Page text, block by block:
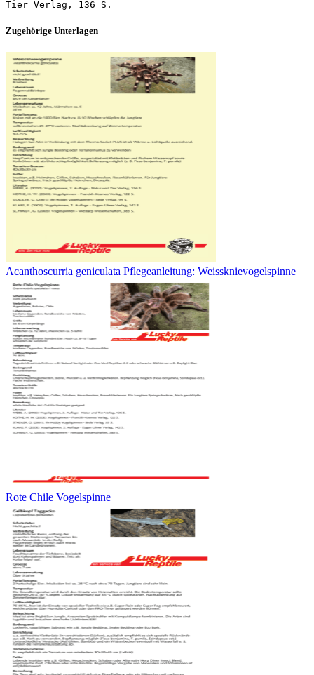
Zugehörige Unterlagen
Acanthoscurria geniculata Pflegeanleitung: Weissknievogelspinne
Rote Chile Vogelspinne